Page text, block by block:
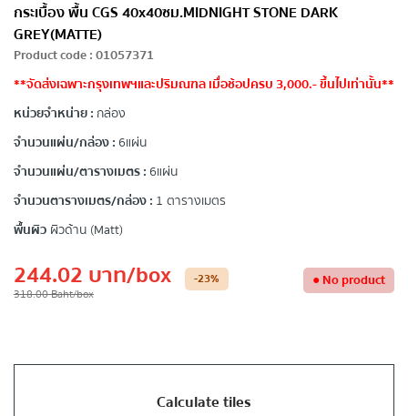
กระเบื้อง พื้น CGS 40x40ซม.MIDNIGHT STONE DARK
GREY(MATTE)
Product code:01057371
**จัดส่งเฉพาะกรุงเทพฯและปริมณฑล เมื่อช้อปครบ 3,000.- ขึ้นไปเท่านั้น**
หน่วยจำหน่าย : กล่อง
จำนวนแผ่น/กล่อง :6 แผ่น
จำนวนแผ่น/ตารางเมตร :6 แผ่น
จำนวนตารางเมตร/กล่อง : 1 ตารางเมตร
พื้นผิว ผิวด้าน (Matt)
244.02 บาท/box
318.00Baht/box
-23% ●No product
Calculate tiles